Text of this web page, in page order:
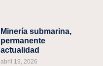
Minería submarina,
permanente
actualidad
abril 19, 2026